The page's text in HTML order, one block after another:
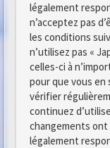
légalement
n’acceptez pas
les conditions
n’utilisez pas «
celles-ci à
pour que vous en
vérifier
continuez
changements
légalement